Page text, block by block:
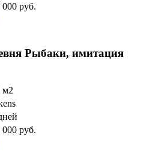
000 руб.
Рыбаки, имитация
м2
000 руб.